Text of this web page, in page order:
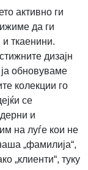
активно ги
да ги
и ткаенини.
дизајн
обновуваме
колекции го
се
и
на луѓе кои не
„фамилија“,
„клиенти“, туку